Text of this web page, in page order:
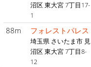
沼区 東大宮 7丁目17-
1
88m フォレストパレス
埼玉県 さいたま市 見
沼区 東大宮 7丁目8-
12